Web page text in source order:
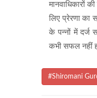
मानवाधिकारों
लिए प्रेरणा का
के पन्नों में दर्ज
कभी सफल नहीं
#Shiromani